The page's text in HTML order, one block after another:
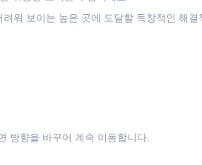
워 보이는 높은 곳에 도달할 독창적인 해결
방향을 바꾸어 계속 이동합니다.